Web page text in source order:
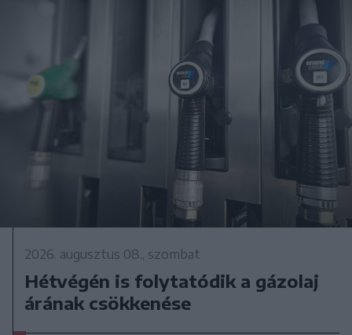
2026. augusztus 08., szombat
Hétvégén is folytatódik a gázolaj
árának csökkenése